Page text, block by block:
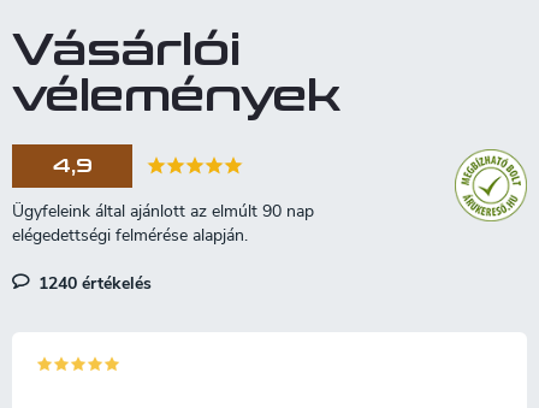
(karborundum) készül.
Vásárlói
vélemények
4,9
1240 értékelés